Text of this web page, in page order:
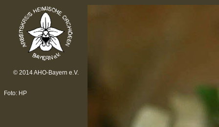
© 2014 AHO-Bayern e.V.
Foto: HP